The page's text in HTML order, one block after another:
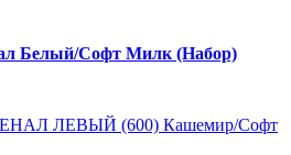
Белый/Софт Милк (Набор)